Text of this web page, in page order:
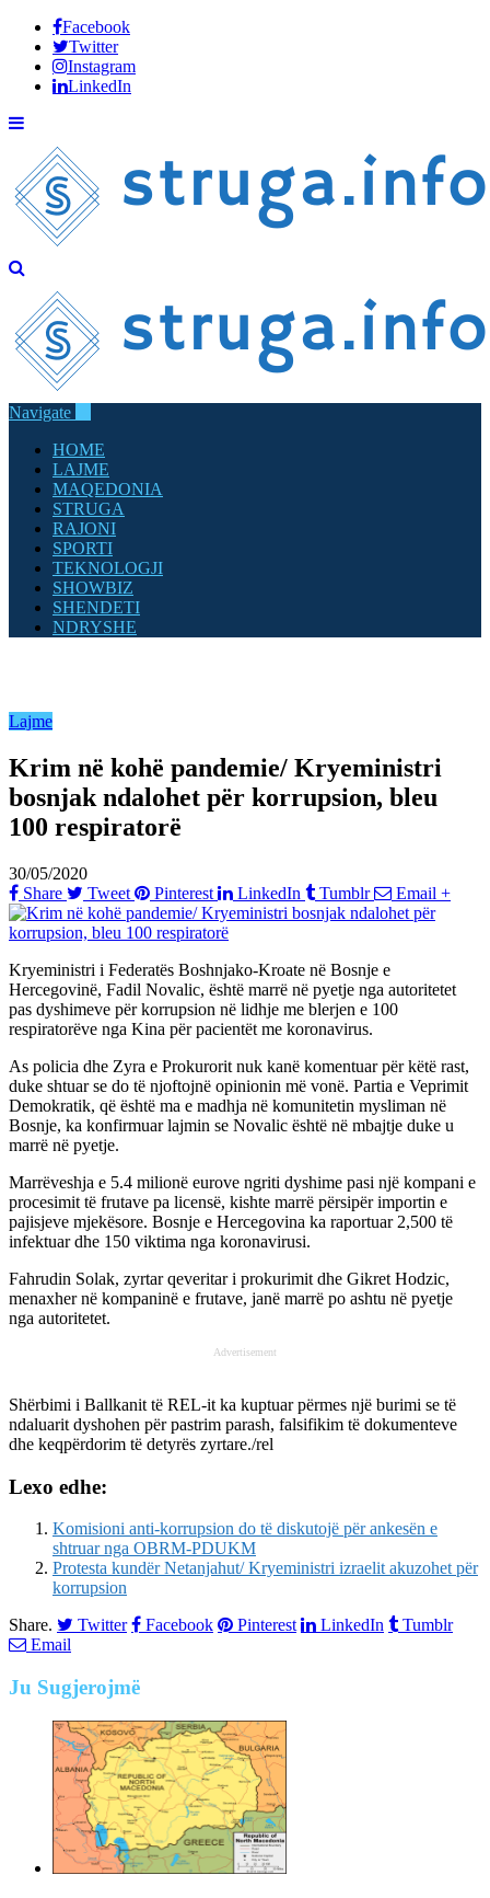
Facebook
Twitter
Instagram
LinkedIn
Navigate
HOME
LAJME
MAQEDONIA
STRUGA
RAJONI
SPORTI
TEKNOLOGJI
SHOWBIZ
SHENDETI
NDRYSHE
Lajme
Krim në kohë pandemie/ Kryeministri
bosnjak ndalohet për korrupsion, bleu
100 respiratorë
30/05/2020
Share
Tweet Pinterest LinkedIn Tumblr Email +
Kryeministri i Federatës Boshnjako-Kroate në Bosnje e
Hercegovinë, Fadil Novalic, është marrë në pyetje nga autoritetet
pas dyshimeve për korrupsion në lidhje me blerjen e 100
respiratorëve nga Kina për pacientët me koronavirus.
As policia dhe Zyra e Prokurorit nuk kanë komentuar për këtë rast,
duke shtuar se do të njoftojnë opinionin më vonë. Partia e Veprimit
Demokratik, që është ma e madhja në komunitetin mysliman në
Bosnje, ka konfirmuar lajmin se Novalic është në mbajtje duke u
marrë në pyetje.
Marrëveshja e 5.4 milionë eurove ngriti dyshime pasi një kompani e
procesimit të frutave pa licensë, kishte marrë përsipër importin e
pajisjeve mjekësore. Bosnje e Hercegovina ka raportuar 2,500 të
infektuar dhe 150 viktima nga koronavirusi.
Fahrudin Solak, zyrtar qeveritar i prokurimit dhe Gikret Hodzic,
menaxher në kompaninë e frutave, janë marrë po ashtu në pyetje
nga autoritetet.
Advertisement
Shërbimi i Ballkanit të REL-it ka kuptuar përmes një burimi se të
ndaluarit dyshohen për pastrim parash, falsifikim të dokumenteve
dhe keqpërdorim të detyrës zyrtare./rel
Lexo edhe:
Komisioni anti-korrupsion do të diskutojë për ankesën e
shtruar nga OBRM-PDUKM
Protesta kundër Netanjahut/ Kryeministri izraelit akuzohet për
korrupsion
Share.
Twitter Facebook Pinterest LinkedIn
Tumblr
Email
Ju Sugjerojmë